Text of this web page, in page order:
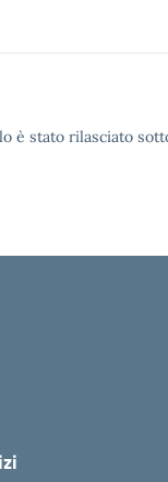
è stato rilasciato